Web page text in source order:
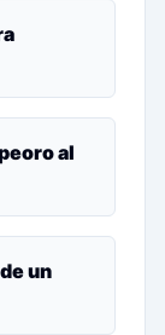
al
un